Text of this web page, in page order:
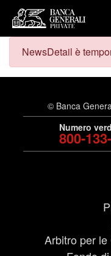
NewsDetail è
© Banca
Numero
800-
Arbitro per